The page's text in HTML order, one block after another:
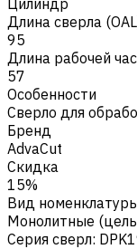
Длина сверла
95
Длина рабочей
57
Особенности
Сверло для
Бренд
AdvaCut
Скидка
15%
Вид
Монолитные
Серия сверл: